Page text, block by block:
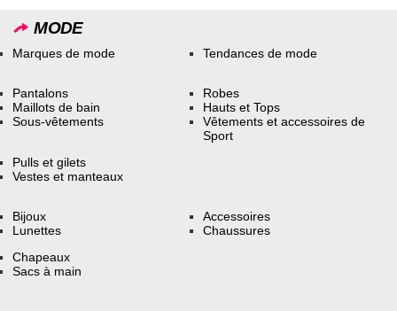
MODE
Marques de mode Tendances de mode
Pantalons
Maillots de bain
Sous-vêtements
Robes
Hauts et Tops
Vêtements et accessoires de
Sport
Pulls et gilets
Vestes et manteaux
Bijoux
Lunettes
Accessoires
Chaussures
Chapeaux
Sacs à main